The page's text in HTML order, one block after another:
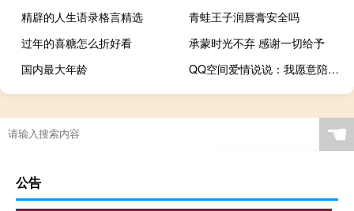
精辟的人生语录格言精选
青蛙王子润唇膏安全吗
过年的喜糖怎么折好看
承蒙时光不弃 感谢一切给予
国内最大年龄
QQ空间爱情说说：我愿意陪着你一起慢慢变老
☚
公告